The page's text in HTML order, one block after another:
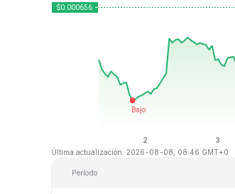
Última actualización: 2026-08-08, 08:46 GMT+0
Período